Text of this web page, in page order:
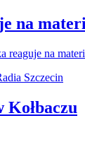
na
Kołbaczu